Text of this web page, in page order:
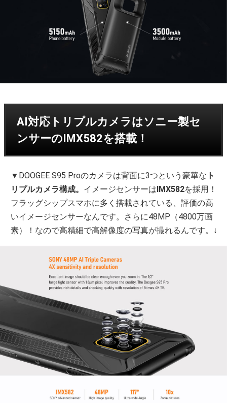
AI対応トリプルカメラはソニー製セ
ンサーのIMX582を搭載！
▼DOOGEE S95 Proのカメラは背面に3つという豪華な ト
リプルカメラ構成。 イメージセンサーはIMX582を採用！
フラッグシップスマホに多く搭載されている、評価の高
いイメージセンサーなんです。さらに48MP（4800万画
素）！なので高精細で高解像度の写真が撮れるんです。↓